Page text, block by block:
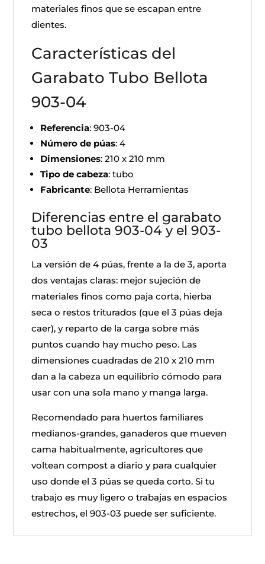
materiales finos que se escapan entre
dientes.
Características del
Garabato Tubo Bellota
903-04
Referencia: 903-04
Número de púas: 4
Dimensiones: 210 x 210 mm
Tipo de cabeza: tubo
Fabricante: Bellota Herramientas
Diferencias entre el garabato
tubo bellota 903-04 y el 903-
03
La versión de 4 púas, frente a la de 3, aporta
dos ventajas claras: mejor sujeción de
materiales finos como paja corta, hierba
seca o restos triturados (que el 3 púas deja
caer), y reparto de la carga sobre más
puntos cuando hay mucho peso. Las
dimensiones cuadradas de 210 x 210 mm
dan a la cabeza un equilibrio cómodo para
usar con una sola mano y manga larga.
Recomendado para huertos familiares
medianos-grandes, ganaderos que mueven
cama habitualmente, agricultores que
voltean compost a diario y para cualquier
uso donde el 3 púas se queda corto. Si tu
trabajo es muy ligero o trabajas en espacios
estrechos, el 903-03 puede ser suficiente.